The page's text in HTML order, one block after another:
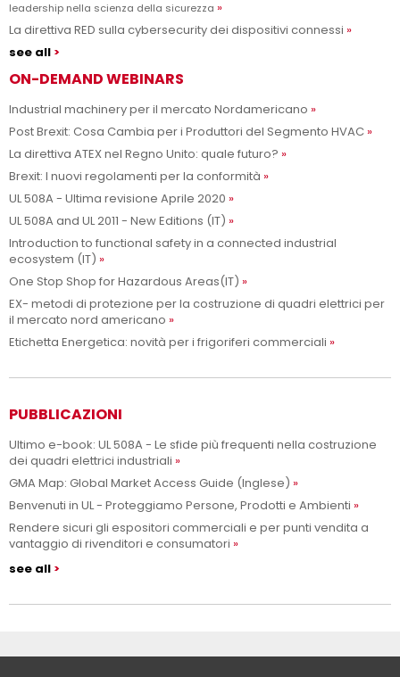
leadership nella scienza della sicurezza
La direttiva RED sulla cybersecurity dei dispositivi connessi
see all
ON-DEMAND WEBINARS
Industrial machinery per il mercato Nordamericano
Post Brexit: Cosa Cambia per i Produttori del Segmento HVAC
La direttiva ATEX nel Regno Unito: quale futuro?
Brexit: I nuovi regolamenti per la conformità
UL 508A - Ultima revisione Aprile 2020
UL 508A and UL 2011 - New Editions (IT)
Introduction to functional safety in a connected industrial
ecosystem (IT)
One Stop Shop for Hazardous Areas(IT)
EX- metodi di protezione per la costruzione di quadri elettrici per
il mercato nord americano
Etichetta Energetica: novità per i frigoriferi commerciali
PUBBLICAZIONI
Ultimo e-book: UL 508A - Le sfide più frequenti nella costruzione
dei quadri elettrici industriali
GMA Map: Global Market Access Guide (Inglese)
Benvenuti in UL - Proteggiamo Persone, Prodotti e Ambienti
Rendere sicuri gli espositori commerciali e per punti vendita a
vantaggio di rivenditori e consumatori
see all